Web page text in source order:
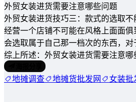
外贸女装进货需要注意哪些问题
外贸女装进货技巧三：款式的选取
经营一个店铺不可能在风格上面面
会选取属于自己那一档次的东西，
综上所述：外贸女装进货需要注意
地摊调查 地摊货批发网 女装批